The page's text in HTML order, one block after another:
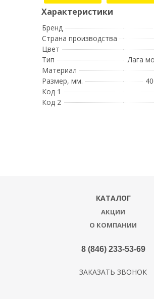
Бренд
Страна производства
Цвет
Тип
Лага
Материал
Размер, мм.
Код 1
Код 2
КАТАЛОГ
АКЦИИ
О КОМПАНИИ
8 (846) 233-53-69
ЗАКАЗАТЬ ЗВОНОК